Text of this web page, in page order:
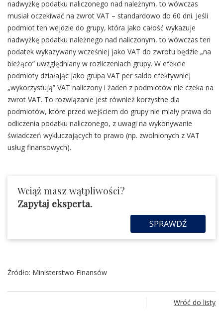
nadwyżkę podatku naliczonego nad należnym, to wówczas
musiał oczekiwać na zwrot VAT – standardowo do 60 dni. Jeśli
podmiot ten wejdzie do grupy, która jako całość wykazuje
nadwyżkę podatku należnego nad naliczonym, to wówczas ten
podatek wykazywany wcześniej jako VAT do zwrotu będzie „na
bieżąco” uwzględniany w rozliczeniach grupy. W efekcie
podmioty działając jako grupa VAT per saldo efektywniej
„wykorzystują” VAT naliczony i żaden z podmiotów nie czeka na
zwrot VAT. To rozwiązanie jest również korzystne dla
podmiotów, które przed wejściem do grupy nie miały prawa do
odliczenia podatku naliczonego, z uwagi na wykonywanie
świadczeń wykluczających to prawo (np. zwolnionych z VAT
usług finansowych).
Wciąż masz wątpliwości?
Zapytaj eksperta.
SPRAWDŹ
Źródło: Ministerstwo Finansów
Wróć do listy